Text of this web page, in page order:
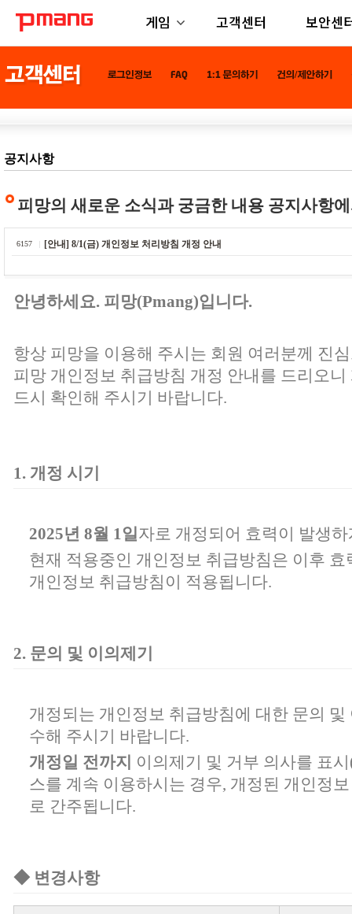
게임 고객센터 보안센
공지사항
피망의 새로운 소식과 궁금한 내용 공지사항
6157 [안내] 8/1(금) 개인정보 처리방침 개정 안내
안녕하세요. 피망(Pmang)입니다.
항상 피망을 이용해 주시는 회원 여러분께 진
피망 개인정보 취급방침 개정 안내를 드리오
드시 확인해 주시기 바랍니다.
1. 개정 시기
2025년 8월 1일자로 개정되어 효력이 발생
현재 적용중인 개인정보 취급방침은 이후
개인정보 취급방침이 적용됩니다.
2. 문의 및 이의제기
개정되는 개인정보 취급방침에 대한 문의
수해 주시기 바랍니다.
개정일 전까지 이의제기 및 거부 의사를 표
스를 계속 이용하시는 경우, 개정된 개인정
로 간주됩니다.
◆ 변경사항